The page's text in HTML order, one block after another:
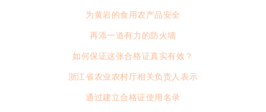
为黄岩的食用农产品安全
再添一道有力的防火墙
如何保证这张合格证真实有效？
浙江省农业农村厅相关负责人表示
通过建立合格证使用名录